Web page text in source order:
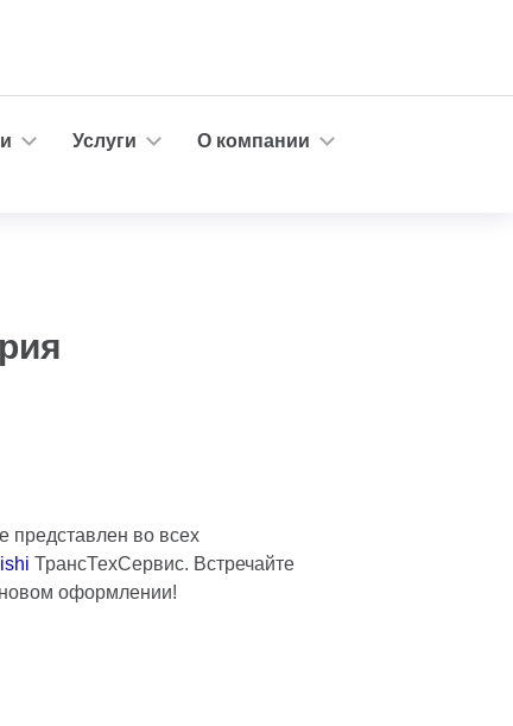
Услуги
О компании
представлен во всех
ТрансТехСервис. Встречайте
оформлении!